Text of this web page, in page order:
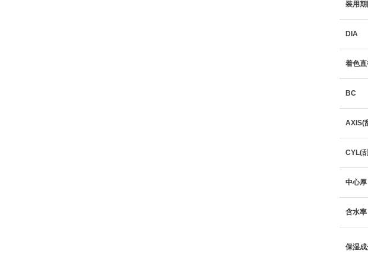
装用期
DIA
着色
BC
AXIS(
CYL(
中心厚
含水率
保湿